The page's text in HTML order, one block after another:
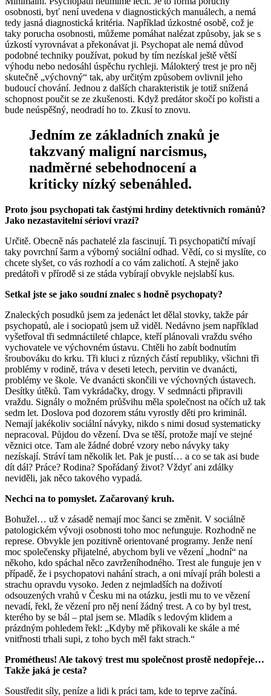
osobnosti, byť není uvedena v diagnostických manuálech, a nemá
tedy jasná diagnostická kritéria. Například úzkostné osobě, což je
taky porucha osobnosti, můžeme pomáhat nalézat způsoby, jak se s
úzkostí vyrovnávat a překonávat ji. Psychopat ale nemá důvod
podobné techniky používat, pokud by tím nezískal ještě větší
výhodu nebo nedosáhl úspěchu rychleji. Málokterý trest je pro něj
skutečně „výchovný“ tak, aby určitým způsobem ovlivnil jeho
budoucí chování. Jednou z dalších charakteristik je totiž snížená
schopnost poučit se ze zkušenosti. Když predátor skočí po kořisti a
bude neúspěšný, neodradí ho to. Zkusí to znovu.
Jedním ze základních znaků je
takzvaný maligní narcismus,
nadměrné sebehodnocení a
kriticky nízký sebenáhled.
Proto jsou psychopati tak častými hrdiny detektivních románů?
Jako nezastavitelní sérioví vrazi?
Určitě. Obecně nás pachatelé zla fascinují. Ti psychopatičtí mívají
taky povrchní šarm a výborný sociální odhad. Vědí, co si myslíte, co
chcete slyšet, co vás rozhodí a co vám zalichotí. A stejně jako
predátoři v přírodě si ze stáda vybírají obvykle nejslabší kus.
Setkal jste se jako soudní znalec s hodně psychopaty?
Znaleckých posudků jsem za jedenáct let dělal stovky, takže pár
psychopatů, ale i sociopatů jsem už viděl. Nedávno jsem například
vyšetřoval tři sedmnáctileté chlapce, kteří plánovali vraždu svého
vychovatele ve výchovném ústavu. Chtěli ho zabít bodnutím
šroubováku do krku. Tři kluci z různých částí republiky, všichni tři
problémy v rodině, tráva v deseti letech, pervitin ve dvanácti,
problémy ve škole. Ve dvanácti skončili ve výchovných ústavech.
Desítky útěků. Tam vykrádačky, drogy. V sedmnácti připravili
vraždu. Signály o možném průšvihu měla společnost na očích už tak
sedm let. Doslova pod dozorem státu vyrostly děti pro kriminál.
Nemají jakékoliv sociál­ní návyky, nikdo s nimi dosud systematicky
nepracoval. Půjdou do vězení. Dva se těší, protože mají ve stejné
věznici otce. Tam ale žádné dobré vzory nebo návyky taky
nezískají. Stráví tam několik let. Pak je pustí… a co se tak asi bude
dít dál? Práce? Rodina? Spořádaný život? Vždyť ani zdálky
neviděli, jak něco takového vypadá.
Nechci na to pomyslet. Začarovaný kruh.
Bohužel… už v zásadě nemají moc šanci se změnit. V sociálně
patologickém vývoji osobnosti toho moc nefunguje. Rozhodně ne
represe. Obvykle jen pozitivně orientované programy. Jenže není
moc společensky přijatelné, abychom byli ve vězení „hodní“ na
někoho, kdo spáchal něco zavrženíhodného. Trest ale funguje jen v
případě, že i psychopatovi nahání strach, a oni mívají práh bolesti a
strachu opravdu vysoko. Jeden z nejmladších na doživotí
odsouzených vrahů v Česku mi na otázku, jestli mu to ve vězení
nevadí, řekl, že vězení pro něj není žádný trest. A co by byl trest,
kterého by se bál – ptal jsem se. Mladík s ledovým klidem a
prázdným pohledem řekl: „Kdyby mě přikovali ke skále a mé
vnitřnosti trhali supi, z toho bych měl fakt strach.“
Prométheus! Ale takový trest mu společnost prostě nedopřeje…
Takže jaká je cesta?
Soustředit síly, peníze a lidi k práci tam, kde to teprve začíná.